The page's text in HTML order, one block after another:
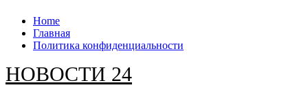
Перейти
содержанию
Home
Главная
Политика конфиденциальности
НОВОСТИ 24